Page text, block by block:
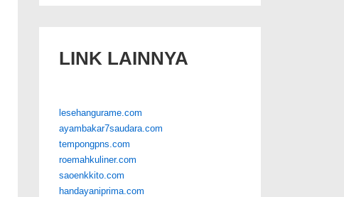
LINK LAINNYA
lesehangurame.com
ayambakar7saudara.com
tempongpns.com
roemahkuliner.com
saoenkkito.com
handayaniprima.com